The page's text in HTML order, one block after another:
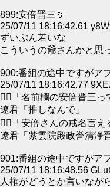
899:安倍晋三🏺
25/07/11 18:16:42.61
ずいぶん若いな
こういうの爺さんかと思
900:番組の途中ですがア
25/07/11 18:16:42.77
👮‍♂「名前欄の安倍晋三っ
遼君「推しなんで」
👮‍♂「安倍さんの戒名言え
遼君「紫雲院殿政誉清浄
901:番組の途中ですがア
25/07/11 18:16:48.56
人権がどうとか言いなが